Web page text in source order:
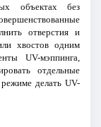
объектах без
отверстия и
хвостов одним
UV-мэппинга,
отдельные
делать UV-